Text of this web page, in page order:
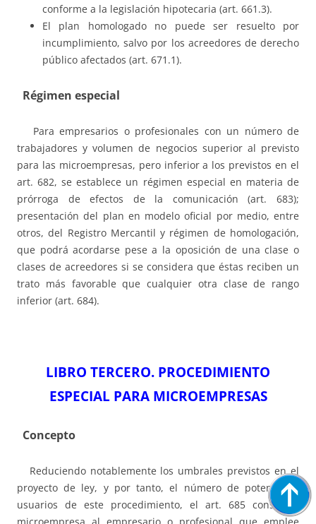
conforme a la legislación hipotecaria (art. 661.3).
El plan homologado no puede ser resuelto por
incumplimiento, salvo por los acreedores de derecho
público afectados (art. 671.1).
Régimen especial
Para empresarios o profesionales con un número de
trabajadores y volumen de negocios superior al previsto
para las microempresas, pero inferior a los previstos en el
art. 682, se establece un régimen especial en materia de
prórroga de efectos de la comunicación (art. 683);
presentación del plan en modelo oficial por medio, entre
otros, del Registro Mercantil y régimen de homologación,
que podrá acordarse pese a la oposición de una clase o
clases de acreedores si se considera que éstas reciben un
trato más favorable que cualquier otra clase de rango
inferior (art. 684).
LIBRO TERCERO. PROCEDIMIENTO
ESPECIAL PARA MICROEMPRESAS
Concepto
Reduciendo notablemente los umbrales previstos en el
proyecto de ley, y por tanto, el número de potenciales
usuarios de este procedimiento, el art. 685 considera